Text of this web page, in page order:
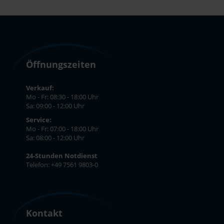
Öffnungszeiten
Verkauf:
Mo - Fr: 08:30 - 18:00 Uhr
Sa: 09:00 - 12:00 Uhr
Service:
Mo - Fr: 07:00 - 18:00 Uhr
Sa: 08:00 - 12:00 Uhr
24-Stunden Notdienst
Telefon: +49 7561 9803-0
Kontakt